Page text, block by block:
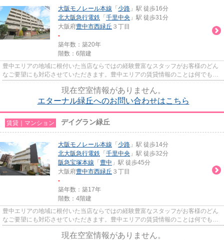
大阪モノレール本線 「 少路 」駅 徒歩16分
北大阪急行電鉄 「 千里中央 」駅 徒歩31分
大阪府豊中市西緑丘 ３丁目
-
築年数：築20年
階数：6階建
豊中エリアの地域に根付いた当店ならではの経験豊富なスタッフがお客様のどん
なご要望にも対応させていただきます。豊中エリアの賃貸情報のことは何でもお
現在空室情報がありません。
エターナル緑丘へのお問い合わせはこちら
賃貸｜マンション デイグラン緑丘
大阪モノレール本線 「 少路 」駅 徒歩14分
北大阪急行電鉄 「 千里中央 」駅 徒歩32分
阪急宝塚本線 「 豊中 」駅 徒歩45分
大阪府豊中市西緑丘 ３丁目
-
築年数：築17年
階数：4階建
豊中エリアの地域に根付いた当店ならではの経験豊富なスタッフがお客様のどん
なご要望にも対応させていただきます。豊中エリアの賃貸情報のことは何でもお
現在空室情報がありません。